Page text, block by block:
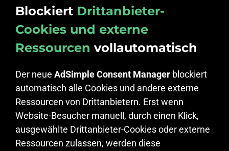
Blockiert Drittanbieter-
Cookies und externe
Ressourcen vollautomatisch
Der neue AdSimple Consent Manager blockiert
automatisch alle Cookies und andere externe
Ressourcen von Drittanbietern. Erst wenn
Website-Besucher manuell, durch einen Klick,
ausgewählte Drittanbieter-Cookies oder externe
Ressourcen zulassen, werden diese